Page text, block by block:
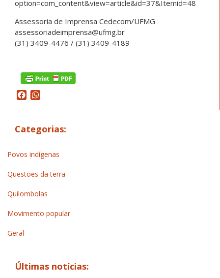
option=com_content&view=article&id=37&Itemid=48
Assessoria de Imprensa Cedecom/UFMG
assessoriadeimprensa@ufmg.br
(31) 3409-4476 / (31) 3409-4189
Facebook
Categorias:
Povos indígenas
Questões da terra
Quilombolas
Movimento popular
Geral
Últimas notícias: